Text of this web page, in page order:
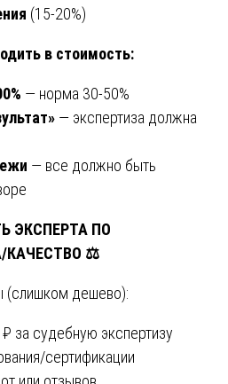
(15-20%)
в стоимость:
— норма 30-50%
— экспертиза должна
— все должно быть
ЭКСПЕРТА ПО
⚖️
(слишком дешево):
за судебную экспертизу
сертификации